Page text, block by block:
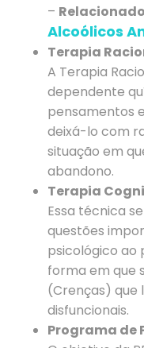
– Relacionado
Alcoólicos
Terapia
A Terapia
dependente
pensamentos
deixá-lo com
situação em
abandono.
Terapia
Essa técnica
questões
psicológico ao
forma em que
(Crenças)
disfuncionais.
Programa de